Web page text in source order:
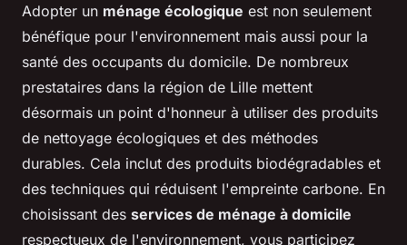
Adopter un ménage écologique est non seulement
bénéfique pour l'environnement mais aussi pour la
santé des occupants du domicile. De nombreux
prestataires dans la région de Lille mettent
désormais un point d'honneur à utiliser des produits
de nettoyage écologiques et des méthodes
durables. Cela inclut des produits biodégradables et
des techniques qui réduisent l'empreinte carbone. En
choisissant des services de ménage à domicile
respectueux de l'environnement, vous participez